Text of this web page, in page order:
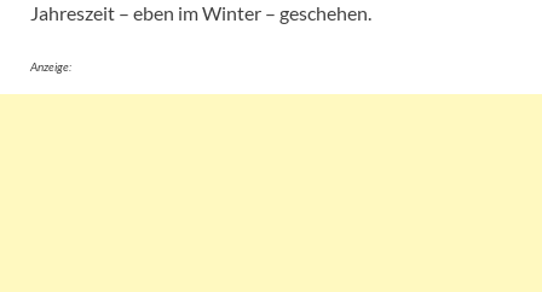
Jahreszeit – eben im Winter – geschehen.
Anzeige: